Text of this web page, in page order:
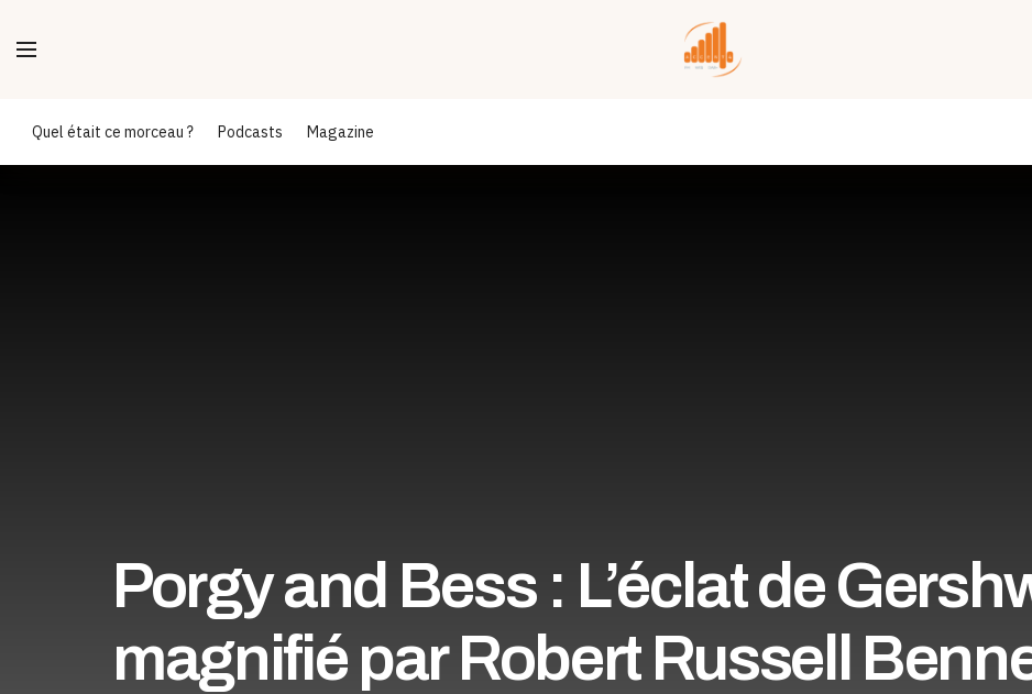
Quel était ce morceau ? Podcasts Magazine
Porgy and Bess : L’éclat de
magnifié par Robert Russell